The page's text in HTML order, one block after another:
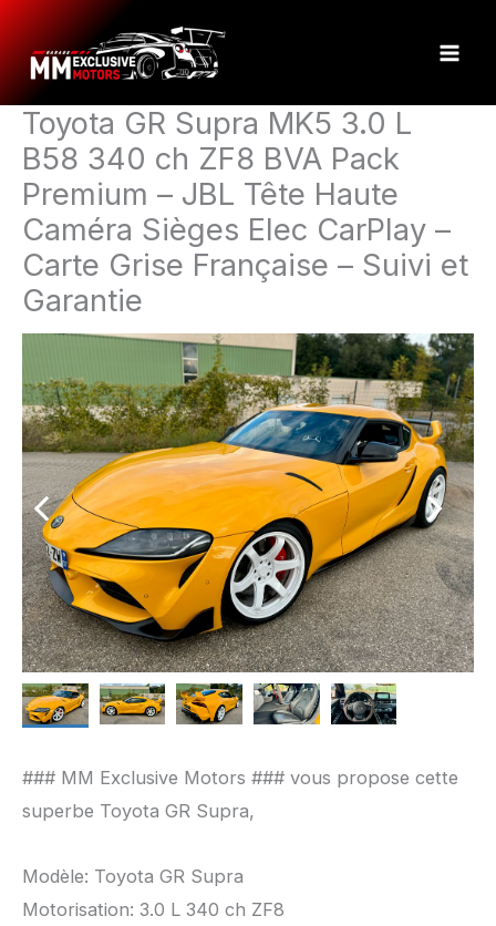
contenu
Toyota GR Supra MK5 3.0 L
B58 340 ch ZF8 BVA Pack
Premium – JBL Tête Haute
Caméra Sièges Elec CarPlay –
Carte Grise Française – Suivi et
Garantie
### MM Exclusive Motors ### vous propose cette
superbe Toyota GR Supra,
Modèle: Toyota GR Supra
Motorisation: 3.0 L 340 ch ZF8